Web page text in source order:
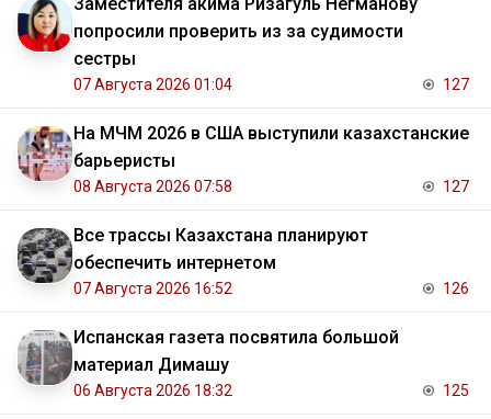
Заместителя акима Ризагуль Негманову
попросили проверить из за судимости
сестры
07 Августа 2026 01:04 127
На МЧМ 2026 в США выступили казахстанские
барьеристы
08 Августа 2026 07:58 127
Все трассы Казахстана планируют
обеспечить интернетом
07 Августа 2026 16:52 126
Испанская газета посвятила большой
материал Димашу
06 Августа 2026 18:32 125